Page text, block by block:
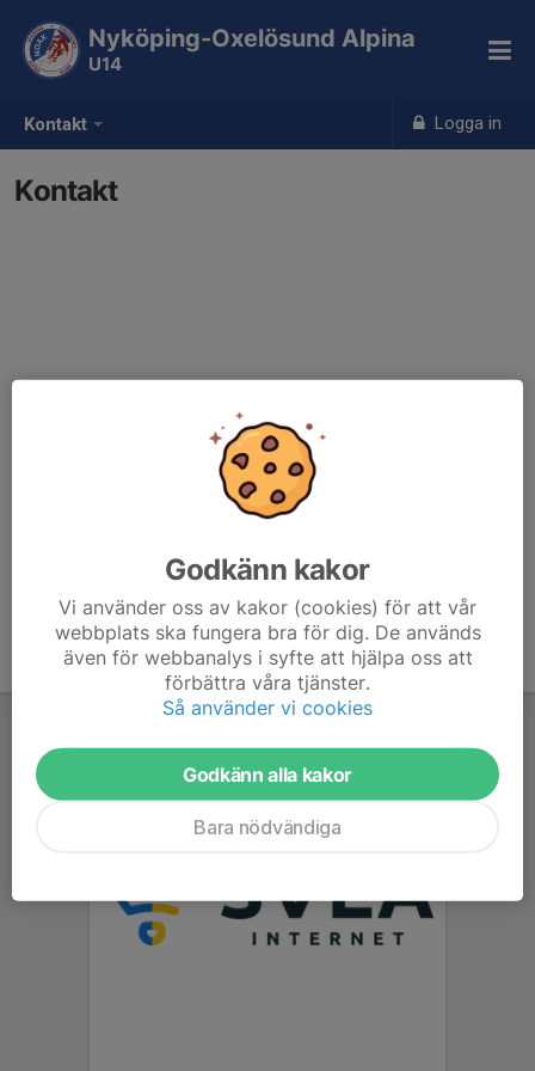
Kontakt Logga in
Nyköping-Oxelösund Alpina
U14
Kontakt
Godkänn kakor
Vi använder oss av kakor (cookies) för att vår
webbplats ska fungera bra för dig. De används
även för webbanalys i syfte att hjälpa oss att
förbättra våra tjänster.
Så använder vi cookies
Godkänn alla kakor
Bara nödvändiga